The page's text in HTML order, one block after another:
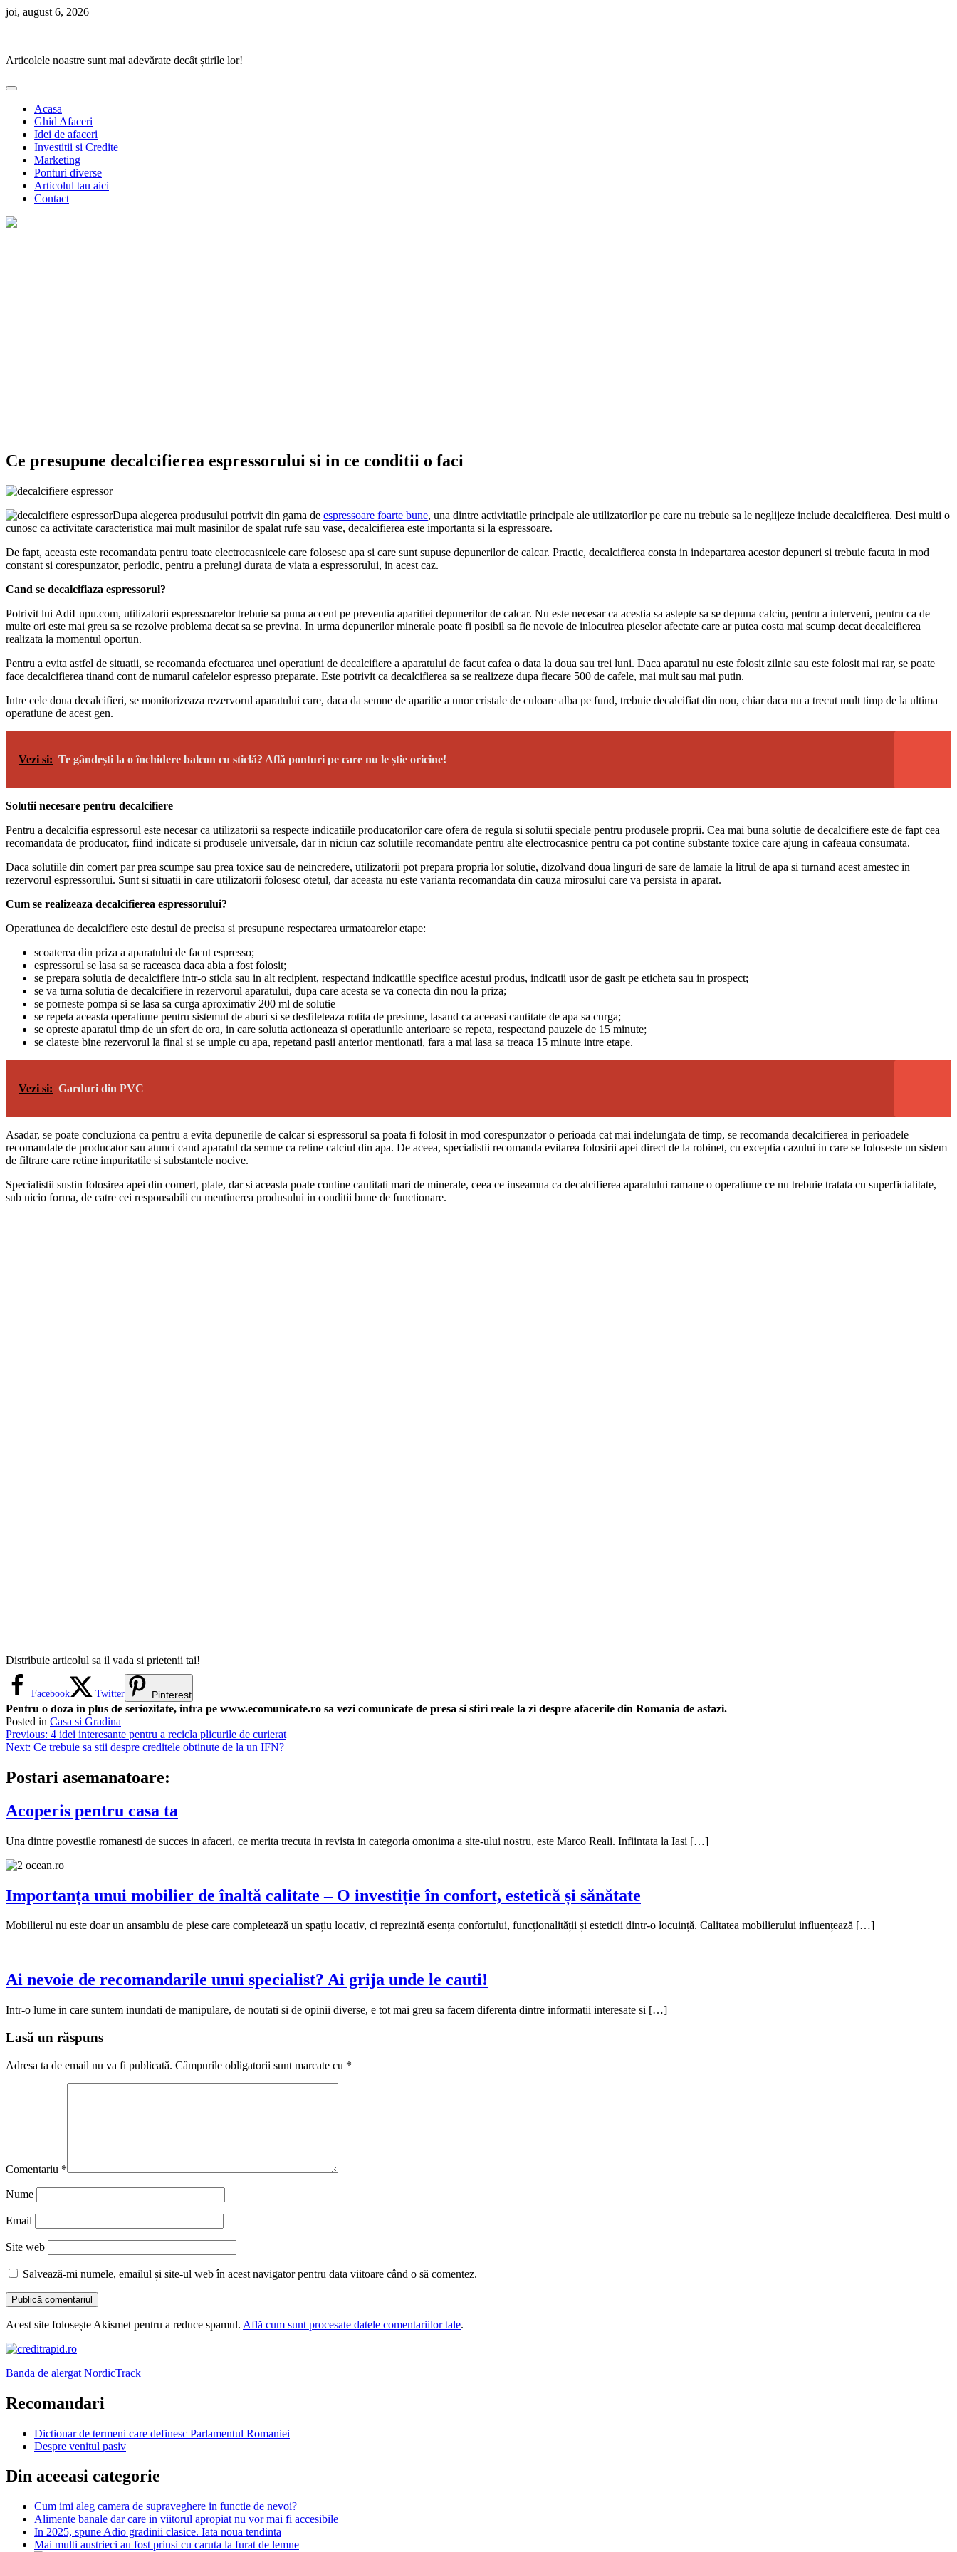
Skip
joi, august 6, 2026
Articolele noastre sunt mai adevărate decât știrile lor!
Acasa
Ghid Afaceri
Idei de afaceri
Investitii si Credite
Marketing
Ponturi diverse
Articolul tau aici
Contact
Ce presupune decalcifierea espressorului si in ce conditii o faci
Dupa alegerea produsului potrivit din gama de espressoare foarte bune, una dintre activitatile principale ale utilizatorilor pe care nu trebuie sa le neglijeze include decalcifierea. Desi multi o
cunosc ca activitate caracteristica mai mult masinilor de spalat rufe sau vase, decalcifierea este importanta si la espressoare.
De fapt, aceasta este recomandata pentru toate electrocasnicele care folosesc apa si care sunt supuse depunerilor de calcar. Practic, decalcifierea consta in indepartarea acestor depuneri si trebuie facuta in mod
constant si corespunzator, periodic, pentru a prelungi durata de viata a espressorului, in acest caz.
Cand se decalcifiaza espressorul?
Potrivit lui AdiLupu.com, utilizatorii espressoarelor trebuie sa puna accent pe preventia aparitiei depunerilor de calcar. Nu este necesar ca acestia sa astepte sa se depuna calciu, pentru a interveni, pentru ca de
multe ori este mai greu sa se rezolve problema decat sa se previna. In urma depunerilor minerale poate fi posibil sa fie nevoie de inlocuirea pieselor afectate care ar putea costa mai scump decat decalcifierea
realizata la momentul oportun.
Pentru a evita astfel de situatii, se recomanda efectuarea unei operatiuni de decalcifiere a aparatului de facut cafea o data la doua sau trei luni. Daca aparatul nu este folosit zilnic sau este folosit mai rar, se poate
face decalcifierea tinand cont de numarul cafelelor espresso preparate. Este potrivit ca decalcifierea sa se realizeze dupa fiecare 500 de cafele, mai mult sau mai putin.
Intre cele doua decalcifieri, se monitorizeaza rezervorul aparatului care, daca da semne de aparitie a unor cristale de culoare alba pe fund, trebuie decalcifiat din nou, chiar daca nu a trecut mult timp de la ultima
operatiune de acest gen.
Vezi si: Te gândești la o închidere balcon cu sticlă? Află ponturi pe care nu le știe oricine!
Solutii necesare pentru decalcifiere
Pentru a decalcifia espressorul este necesar ca utilizatorii sa respecte indicatiile producatorilor care ofera de regula si solutii speciale pentru produsele proprii. Cea mai buna solutie de decalcifiere este de fapt cea
recomandata de producator, fiind indicate si produsele universale, dar in niciun caz solutiile recomandate pentru alte electrocasnice pentru ca pot contine substante toxice care ajung in cafeaua consumata.
Daca solutiile din comert par prea scumpe sau prea toxice sau de neincredere, utilizatorii pot prepara propria lor solutie, dizolvand doua linguri de sare de lamaie la litrul de apa si turnand acest amestec in
rezervorul espressorului. Sunt si situatii in care utilizatorii folosesc otetul, dar aceasta nu este varianta recomandata din cauza mirosului care va persista in aparat.
Cum se realizeaza decalcifierea espressorului?
Operatiunea de decalcifiere este destul de precisa si presupune respectarea urmatoarelor etape:
scoaterea din priza a aparatului de facut espresso;
espressorul se lasa sa se raceasca daca abia a fost folosit;
se prepara solutia de decalcifiere intr-o sticla sau in alt recipient, respectand indicatiile specifice acestui produs, indicatii usor de gasit pe eticheta sau in prospect;
se va turna solutia de decalcifiere in rezervorul aparatului, dupa care acesta se va conecta din nou la priza;
se porneste pompa si se lasa sa curga aproximativ 200 ml de solutie
se repeta aceasta operatiune pentru sistemul de aburi si se desfileteaza rotita de presiune, lasand ca aceeasi cantitate de apa sa curga;
se opreste aparatul timp de un sfert de ora, in care solutia actioneaza si operatiunile anterioare se repeta, respectand pauzele de 15 minute;
se clateste bine rezervorul la final si se umple cu apa, repetand pasii anterior mentionati, fara a mai lasa sa treaca 15 minute intre etape.
Vezi si: Garduri din PVC
Asadar, se poate concluziona ca pentru a evita depunerile de calcar si espressorul sa poata fi folosit in mod corespunzator o perioada cat mai indelungata de timp, se recomanda decalcifierea in perioadele
recomandate de producator sau atunci cand aparatul da semne ca retine calciul din apa. De aceea, specialistii recomanda evitarea folosirii apei direct de la robinet, cu exceptia cazului in care se foloseste un sistem
de filtrare care retine impuritatile si substantele nocive.
Specialistii sustin folosirea apei din comert, plate, dar si aceasta poate contine cantitati mari de minerale, ceea ce inseamna ca decalcifierea aparatului ramane o operatiune ce nu trebuie tratata cu superficialitate,
sub nicio forma, de catre cei responsabili cu mentinerea produsului in conditii bune de functionare.
Distribuie articolul sa il vada si prietenii tai!
Facebook Twitter Pinterest
Pentru o doza in plus de seriozitate, intra pe www.ecomunicate.ro sa vezi comunicate de presa si stiri reale la zi despre afacerile din Romania de astazi.
Posted in Casa si Gradina
Navigare
în
articole
Previous: 4 idei interesante pentru a recicla plicurile de curierat
Next: Ce trebuie sa stii despre creditele obtinute de la un IFN?
Postari asemanatoare:
Acoperis pentru casa ta
Una dintre povestile romanesti de succes in afaceri, ce merita trecuta in revista in categoria omonima a site-ului nostru, este Marco Reali. Infiintata la Iasi […]
Importanța unui mobilier de înaltă calitate – O investiție în confort, estetică și sănătate
Mobilierul nu este doar un ansamblu de piese care completează un spațiu locativ, ci reprezintă esența confortului, funcționalității și esteticii dintr-o locuință. Calitatea mobilierului influențează […]
Ai nevoie de recomandarile unui specialist? Ai grija unde le cauti!
Intr-o lume in care suntem inundati de manipulare, de noutati si de opinii diverse, e tot mai greu sa facem diferenta dintre informatii interesate si […]
Lasă un răspuns
Adresa ta de email nu va fi publicată. Câmpurile obligatorii sunt marcate cu *
Comentariu *
Nume
Email
Site web
Salvează-mi numele, emailul și site-ul web în acest navigator pentru data viitoare când o să comentez.
Acest site folosește Akismet pentru a reduce spamul. Află cum sunt procesate datele comentariilor tale.
Banda de alergat NordicTrack
Recomandari
Dictionar de termeni care definesc Parlamentul Romaniei
Despre venitul pasiv
Din aceeasi categorie
Cum imi aleg camera de supraveghere in functie de nevoi?
Alimente banale dar care in viitorul apropiat nu vor mai fi accesibile
In 2025, spune Adio gradinii clasice. Iata noua tendinta
Mai multi austrieci au fost prinsi cu caruta la furat de lemne